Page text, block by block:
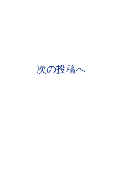
次の投稿へ